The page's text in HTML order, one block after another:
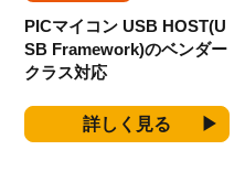
PICマイコン USB HOST(U
SB Framework)のベンダー
クラス対応
詳しく見る